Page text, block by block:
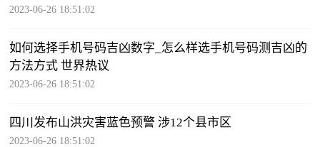
2023-06-26 18:51:02
如何选择手机号码吉凶数字_怎么样选手机号码测吉凶的
方法方式 世界热议
2023-06-26 18:51:02
四川发布山洪灾害蓝色预警 涉12个县市区
2023-06-26 18:51:02